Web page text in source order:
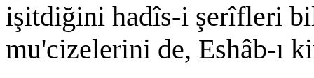
işitdiğini hadîs-i şerîfleri
mu'cizelerini de, Eshâb-ı